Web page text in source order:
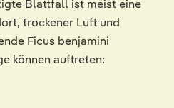
Blattfall ist meist eine
trockener Luft und
Ficus benjamini
können auftreten: